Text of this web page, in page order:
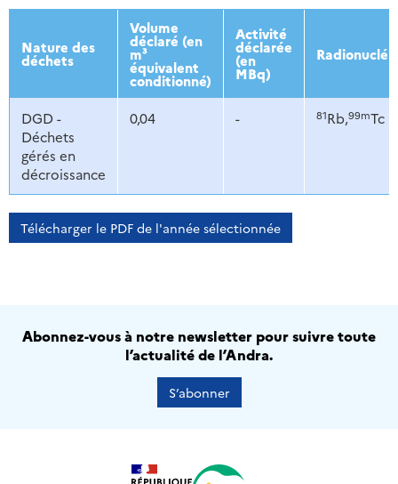
2013 2014 2015 2016
Nature des
déchets
Volume
déclaré (en
m³
équivalent
conditionné)
Activité
déclarée
(en
MBq)
DGD -
Déchets
gérés en
décroissance
0,04 - 81Rb,99mTc
Télécharger le PDF de l'année sélectionnée
Abonnez-vous à notre newsletter pour suivre toute
l’actualité de l’Andra.
S’abonner